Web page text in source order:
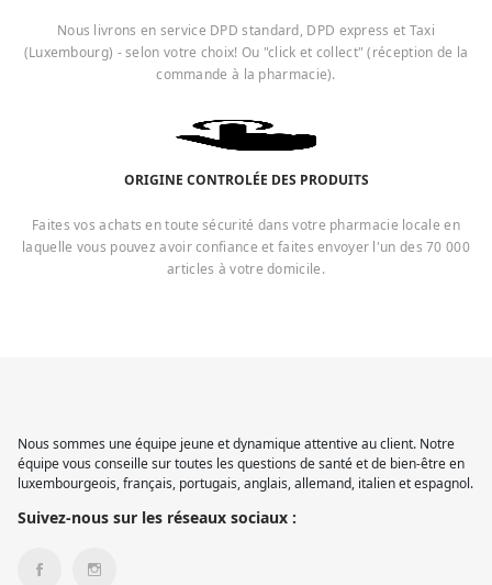
Nous livrons en service DPD standard, DPD express et Taxi
(Luxembourg) - selon votre choix! Ou "click et collect" (réception de la
commande à la pharmacie).
ORIGINE CONTROLÉE DES PRODUITS
Faites vos achats en toute sécurité dans votre pharmacie locale en
laquelle vous pouvez avoir confiance et faites envoyer l'un des 70 000
articles à votre domicile.
Nous sommes une équipe jeune et dynamique attentive au client. Notre
équipe vous conseille sur toutes les questions de santé et de bien-être en
luxembourgeois, français, portugais, anglais, allemand, italien et espagnol.
Suivez-nous sur les réseaux sociaux :